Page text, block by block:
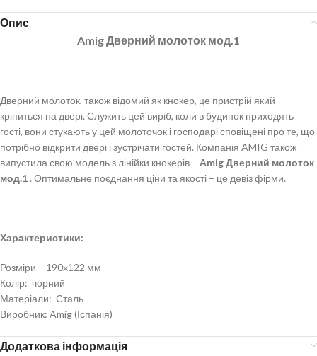
Опис
Amig Дверний молоток мод.1
Дверний молоток, також відомий як кнокер, це пристрій який
кріпиться на двері. Служить цей виріб, коли в будинок приходять
гості, вони стукають у цей молоточок і господарі сповіщені про те, що
потрібно відкрити двері і зустрічати гостей. Компанія AMIG також
випустила свою модель з лінійки кнокерів – Amig Дверний молоток
мод.1 . Оптимальне поєднання ціни та якості – це девіз фірми.
Характеристики:
Розміри – 190х122 мм
Колір: чорний
Матеріали: Сталь
Виробник: Amig (Іспанія)
Додаткова інформація